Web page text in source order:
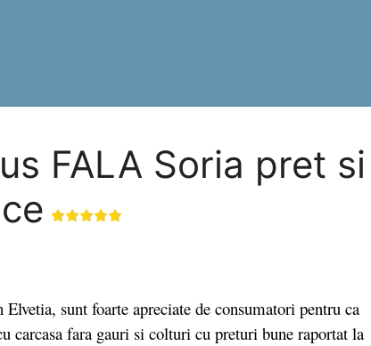
FALA Soria pret si
sunt foarte apreciate de consumatori pentru ca
carcasa fara gauri si colturi cu preturi bune raportat la